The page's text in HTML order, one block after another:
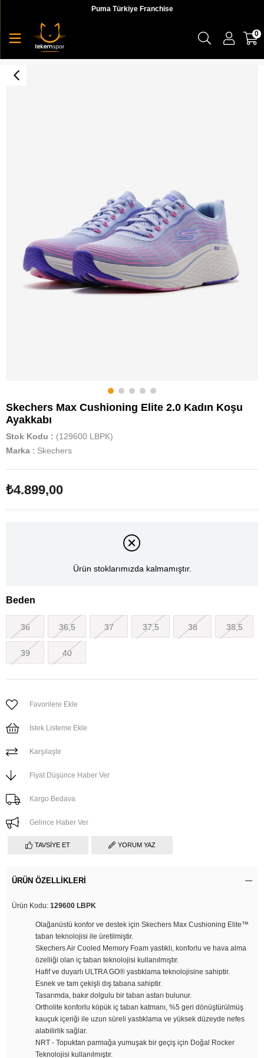
Puma Türkiye Franchise
0
Skechers Max Cushioning Elite 2.0 Kadın Koşu
Ayakkabı
Stok Kodu
(129600 LBPK)
Marka : Skechers
₺4.899,00
Ürün stoklarımızda kalmamıştır.
Beden
36 36,5 37 37,5 38 38,5
39 40
Favorilere Ekle
İstek Listeme Ekle
Karşılaştır
Fiyat Düşünce Haber Ver
Kargo Bedava
Gelince Haber Ver
TAVSIYE ET YORUM YAZ
ÜRÜN ÖZELLIKLERI
Ürün Kodu: 129600 LBPK
Olağanüstü konfor ve destek için Skechers Max Cushioning Elite™
taban teknolojisi ile üretilmiştir.
Skechers Air Cooled Memory Foam yastıklı, konforlu ve hava alma
özelliği olan iç taban teknolojisi kullanılmıştır.
Hafif ve duyarlı ULTRA GO® yastıklama teknolojisine sahiptir.
Esnek ve tam çekişli dış tabana sahiptir.
Tasarımda, bakır dolgulu bir taban astarı bulunur.
Ortholite konforlu köpük iç taban katmanı, %5 geri dönüştürülmüş
kauçuk içeriği ile uzun süreli yastıklama ve yüksek düzeyde nefes
alabilirlik sağlar.
NRT - Topuktan parmağa yumuşak bir geçiş için Doğal Rocker
Teknolojisi kullanılmıştır.